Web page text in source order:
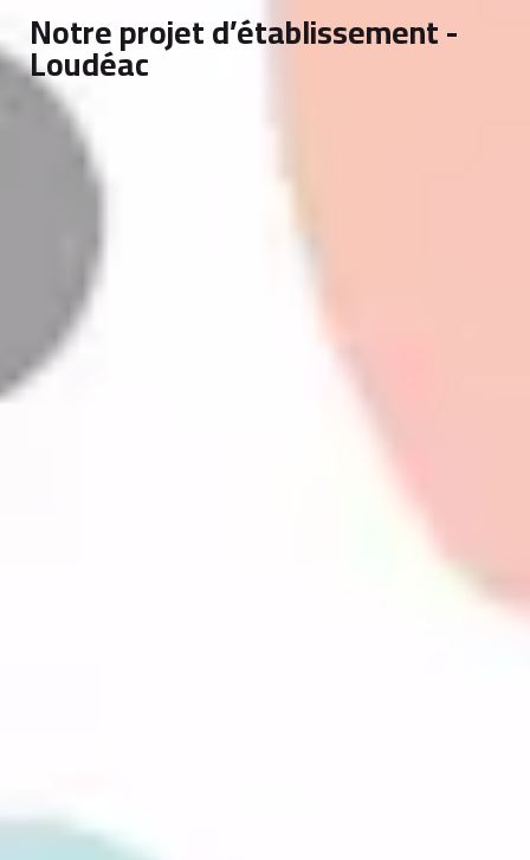
Notre projet d’établissement -
Loudéac